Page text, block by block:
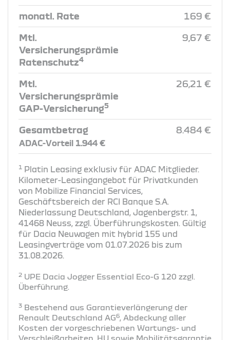
monatl. Rate 169 €
Mtl.
Versicherungsprämie
Ratenschutz4
9,67 €
Mtl.
Versicherungsprämie
GAP-Versicherung5
26,21 €
Gesamtbetrag
ADAC-Vorteil 1.944 €
8.484 €
1 Platin Leasing exklusiv für ADAC Mitglieder.
Kilometer-Leasingangebot für Privatkunden
von Mobilize Financial Services,
Geschäftsbereich der RCI Banque S.A.
Niederlassung Deutschland, Jagenbergstr. 1,
41468 Neuss, zzgl. Überführungskosten. Gültig
für Dacia Neuwagen mit hybrid 155 und
Leasingverträge vom 01.07.2026 bis zum
31.08.2026.
2 UPE Dacia Jogger Essential Eco-G 120 zzgl.
Überführung​.
3 Bestehend aus Garantieverlängerung der
Renault Deutschland AG6
, Abdeckung aller
Kosten der vorgeschriebenen Wartungs- und
Verschleißarbeiten, HU sowie Mobilitätsgarantie